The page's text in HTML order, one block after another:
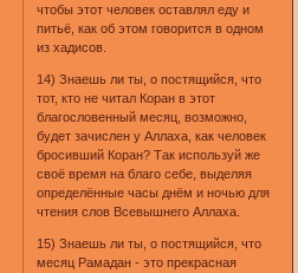
чтобы этот человек оставлял еду и
питьё, как об этом говорится в одном
из хадисов.
14) Знаешь ли ты, о постящийся, что
тот, кто не читал Коран в этот
благословенный месяц, возможно,
будет зачислен у Аллаха, как человек
бросивший Коран? Так используй же
своё время на благо себе, выделяя
определённые часы днём и ночью для
чтения слов Всевышнего Аллаха.
15) Знаешь ли ты, о постящийся, что
месяц Рамадан - это прекрасная